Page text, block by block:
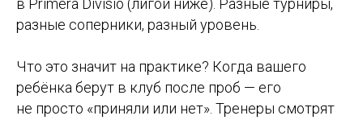
в Primera Divisió (лигой ниже). Разные турниры,
разные соперники, разный уровень.
Что это значит на практике? Когда вашего
ребёнка берут в клуб после проб — его
не просто «приняли или нет». Тренеры смотрят